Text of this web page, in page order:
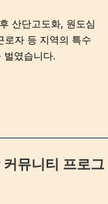
산단고도화, 원도심
로자 등 지역의 특수
벌였습니다.
뮤니티 프로그